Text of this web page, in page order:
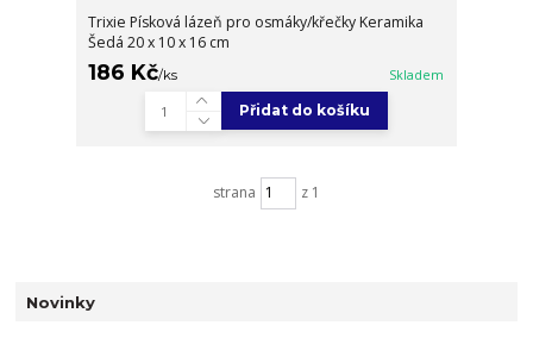
Trixie Písková lázeň pro osmáky/křečky Keramika
Šedá 20 x 10 x 16 cm
186 Kč/ks Skladem
Přidat do košíku
strana z 1
Novinky